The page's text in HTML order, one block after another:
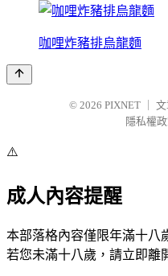
咖哩炸豬排烏龍麵
© 2026 PIXNET
隱私權
⚠️
成人內容提醒
本部落格內容僅限年滿十八
若您未滿十八歲，請立即離